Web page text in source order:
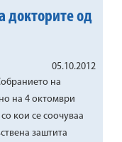
докторите од
05.10.2012
на
на 4 октомври
кои се соочуваа
заштита